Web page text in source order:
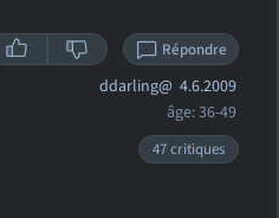
Répondre
ddarling@ 4.6.2009
âge: 36-49
47 critiques